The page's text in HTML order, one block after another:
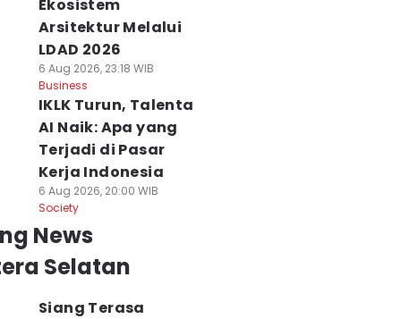
Ekosistem
Arsitektur Melalui
LDAD 2026
6 Aug 2026, 23:18 WIB
Business
IKLK Turun, Talenta
AI Naik: Apa yang
Terjadi di Pasar
Kerja Indonesia
6 Aug 2026, 20:00 WIB
Society
News
Selatan
Siang Terasa